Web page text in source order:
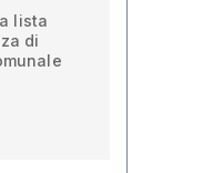
lista
di